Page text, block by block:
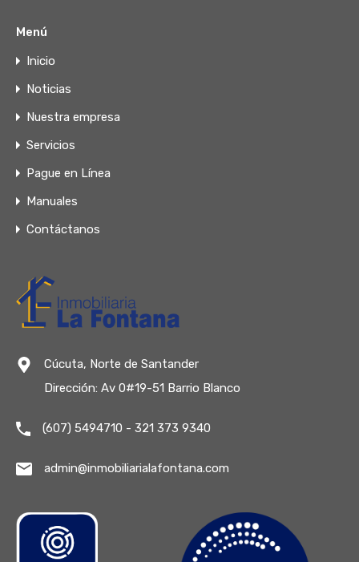
Menú
Inicio
Noticias
Nuestra empresa
Servicios
Pague en Línea
Manuales
Contáctanos
Cúcuta, Norte de Santander
Dirección: Av 0#19-51 Barrio Blanco
(607) 5494710 - 321 373 9340
admin@inmobiliarialafontana.com